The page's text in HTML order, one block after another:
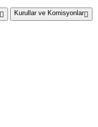
Kurullar ve Komisyonlar